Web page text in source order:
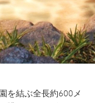
を結ぶ全長約600メ